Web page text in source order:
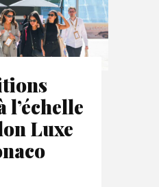
l’échelle
Luxe